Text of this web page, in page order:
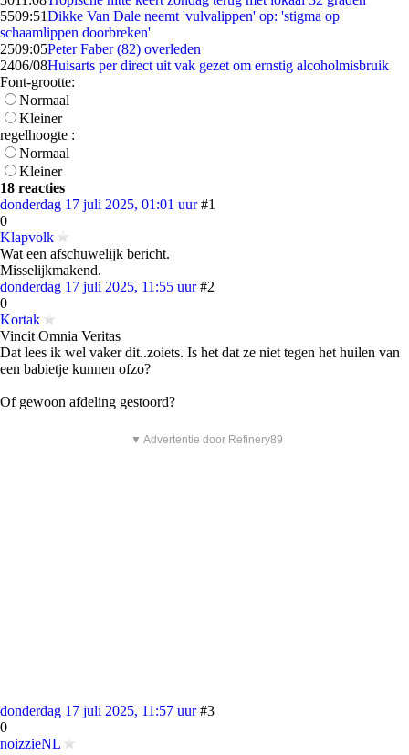
5509:51Dikke Van Dale neemt 'vulvalippen' op: 'stigma op
schaamlippen doorbreken'
2509:05Peter Faber (82) overleden
2406/08Huisarts per direct uit vak gezet om ernstig alcoholmisbruik
Font-grootte:
Normaal
Kleiner
regelhoogte :
Normaal
Kleiner
18 reacties
donderdag 17 juli 2025, 01:01 uur #1
0
Klapvolk
Wat een afschuwelijk bericht.
Misselijkmakend.
donderdag 17 juli 2025, 11:55 uur #2
0
Kortak
Vincit Omnia Veritas
Dat lees ik wel vaker dit..zoiets. Is het dat ze niet tegen het huilen van
een babietje kunnen ofzo?
Of gewoon afdeling gestoord?
▼ Advertentie door Refinery89
donderdag 17 juli 2025, 11:57 uur #3
0
noizzieNL